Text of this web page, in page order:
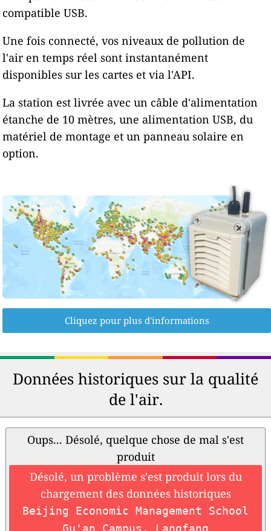
compatible USB.
Une fois connecté, vos niveaux de pollution de
l'air en temps réel sont instantanément
disponibles sur les cartes et via l'API.
La station est livrée avec un câble d'alimentation
étanche de 10 mètres, une alimentation USB, du
matériel de montage et un panneau solaire en
option.
Cliquez pour plus d'informations
Données historiques sur la qualité
de l'air.
Oups... Désolé, quelque chose de mal s'est
produit
Désolé, un problème s'est produit lors du
chargement des données historiques
Beijing Economic Management School